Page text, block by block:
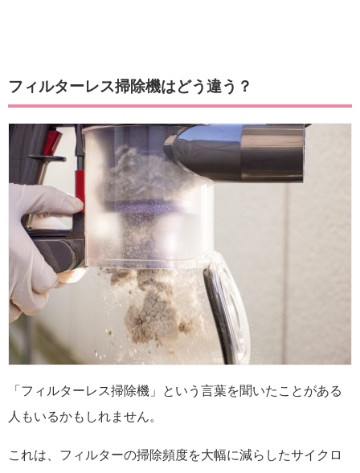
フィルターレス掃除機はどう違う？
「フィルターレス掃除機」という言葉を聞いたことがある
人もいるかもしれません。
これは、フィルターの掃除頻度を大幅に減らしたサイクロ